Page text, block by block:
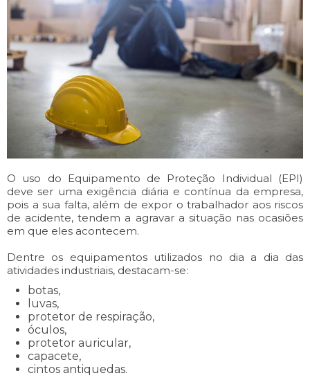
O uso do Equipamento de Proteção Individual (EPI)
deve ser uma exigência diária e contínua da empresa,
pois a sua falta, além de expor o trabalhador aos riscos
de acidente, tendem a agravar a situação nas ocasiões
em que eles acontecem.
Dentre os equipamentos utilizados no dia a dia das
atividades industriais, destacam-se:
botas,
luvas,
protetor de respiração,
óculos,
protetor auricular,
capacete,
cintos antiquedas.